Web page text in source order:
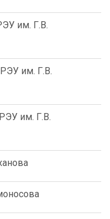
им. Г.В.
им. Г.В.
им. Г.В.